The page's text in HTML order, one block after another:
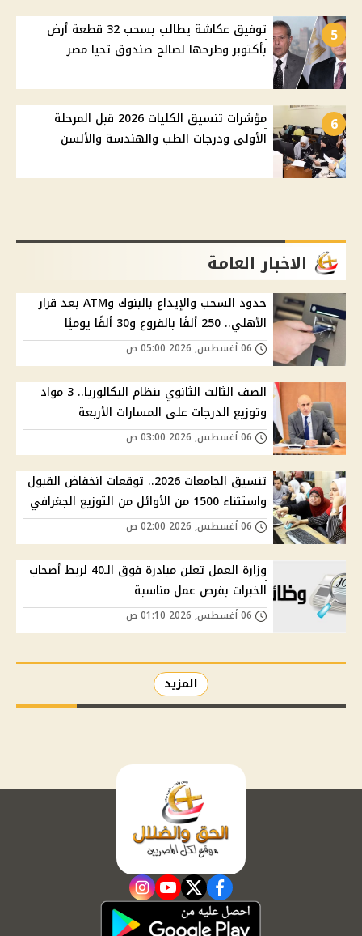
5
توفيق عكاشة يطالب بسحب 32 قطعة أرض
بأكتوبر وطرحها لصالح صندوق تحيا مصر
6
مؤشرات تنسيق الكليات 2026 قبل المرحلة
الأولى ودرجات الطب والهندسة والألسن
الاخبار العامة
حدود السحب والإيداع بالبنوك وATM بعد قرار
الأهلي.. 250 ألفًا بالفروع و30 ألفًا يوميًا
الصف الثالث الثانوي بنظام البكالوريا.. 3 مواد
وتوزيع الدرجات على المسارات الأربعة
تنسيق الجامعات 2026.. توقعات انخفاض القبول
واستثناء 1500 من الأوائل من التوزيع الجغرافي
وزارة العمل تعلن مبادرة فوق الـ40 لربط أصحاب
الخبرات بفرص عمل مناسبة
المزيد
facebook
twitter
youtube
instagram